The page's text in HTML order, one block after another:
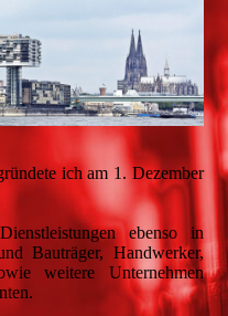
ich am 1. Dezember
ebenso in
Bauträger, Handwerker,
weitere Unternehmen